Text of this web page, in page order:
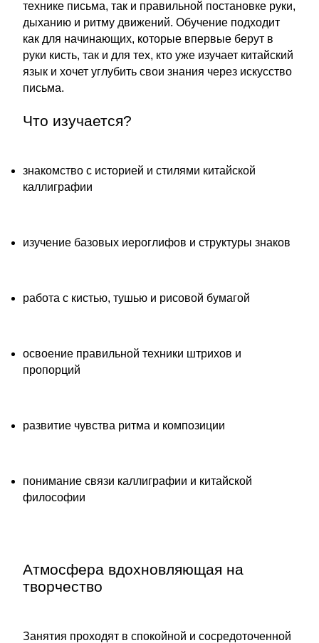
технике письма, так и правильной постановке руки,
дыханию и ритму движений. Обучение подходит
как для начинающих, которые впервые берут в
руки кисть, так и для тех, кто уже изучает китайский
язык и хочет углубить свои знания через искусство
письма.
Что изучается?
знакомство с историей и стилями китайской
каллиграфии
изучение базовых иероглифов и структуры знаков
работа с кистью, тушью и рисовой бумагой
освоение правильной техники штрихов и
пропорций
развитие чувства ритма и композиции
понимание связи каллиграфии и китайской
философии
Атмосфера вдохновляющая на
творчество
Занятия проходят в спокойной и сосредоточенной